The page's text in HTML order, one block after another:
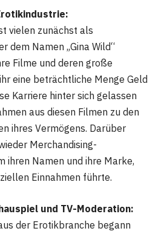
vielen zunächst als
dem Namen „Gina Wild“
Filme und deren große
eine beträchtliche Menge Geld
Karriere hinter sich gelassen
aus diesen Filmen zu den
ihres Vermögens. Darüber
Merchandising-
ihren Namen und ihre Marke,
Einnahmen führte.
und TV-Moderation:
der Erotikbranche begann